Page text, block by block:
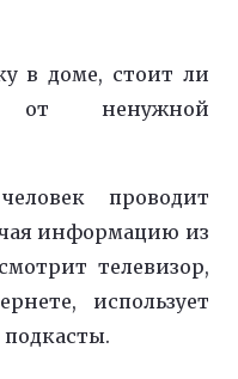
в доме, стоит ли
от ненужной
проводит
информацию из
телевизор,
использует